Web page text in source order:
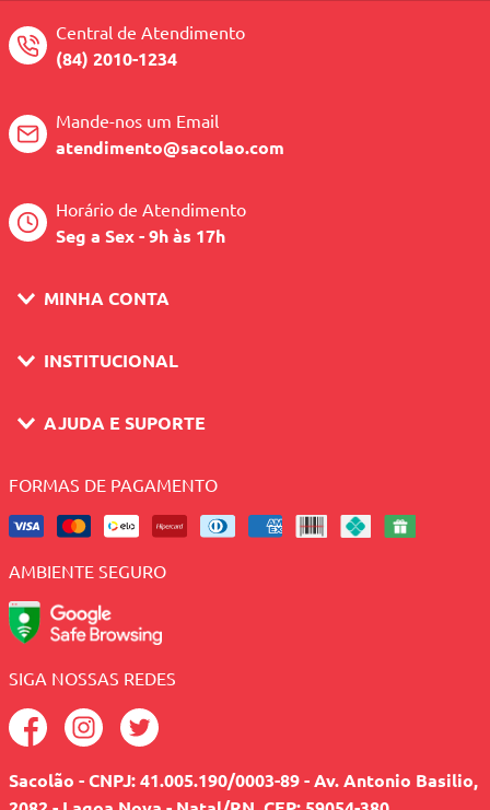
Central de Atendimento
(84) 2010-1234
Mande-nos um Email
atendimento@sacolao.com
Horário de Atendimento
Seg a Sex - 9h às 17h
MINHA CONTA
INSTITUCIONAL
AJUDA E SUPORTE
FORMAS DE PAGAMENTO
AMBIENTE SEGURO
SIGA NOSSAS REDES
Sacolão - CNPJ: 41.005.190/0003-89 - Av. Antonio Basilio,